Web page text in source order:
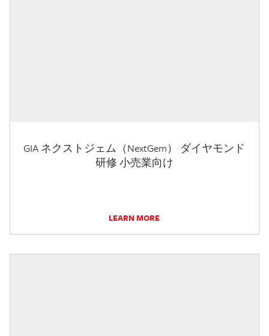
GIA ネクストジェム（NextGem） ダイヤモンド
研修 小売業向け
LEARN MORE